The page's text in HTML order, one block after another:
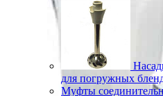
для погружных
Муфты